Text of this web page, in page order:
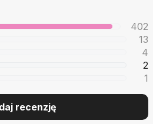
402
13
4
2
1
recenzję